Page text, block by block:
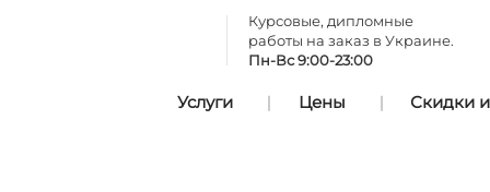
Курсовые, дипломные
работы на заказ в Украине.
Пн-Вс 9:00-23:00
Услуги Цены Скидки